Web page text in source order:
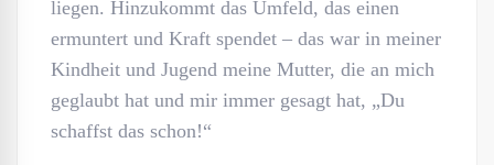
liegen. Hinzukommt das Umfeld, das einen
ermuntert und Kraft spendet – das war in meiner
Kindheit und Jugend meine Mutter, die an mich
geglaubt hat und mir immer gesagt hat, „Du
schaffst das schon!“